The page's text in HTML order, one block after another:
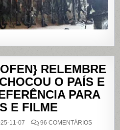
RELEMBRE
O PAÍS E
PARA
E FILME
11-07 96 COMENTÁRIOSEM